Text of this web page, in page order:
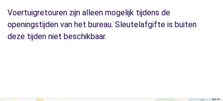
Voertuigretouren zijn alleen mogelijk tijdens de
openingstijden van het bureau. Sleutelafgifte is buiten
deze tijden niet beschikbaar.